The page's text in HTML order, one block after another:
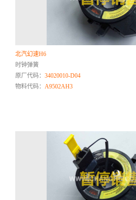
北汽幻速H6
时钟弹簧
原厂代码：34020010-D04
物料代码： A9502AH3